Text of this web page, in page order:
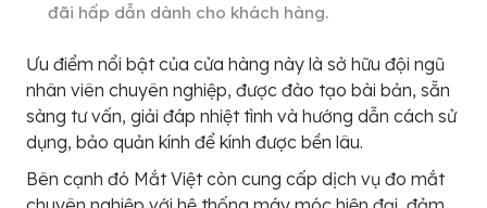
đãi hấp dẫn dành cho khách hàng.
Ưu điểm nổi bật của cửa hàng này là sở hữu đội ngũ
nhân viên chuyên nghiệp, được đào tạo bài bản, sẵn
sàng tư vấn, giải đáp nhiệt tình và hướng dẫn cách sử
dụng, bảo quản kính để kính được bền lâu.
Bên cạnh đó Mắt Việt còn cung cấp dịch vụ đo mắt